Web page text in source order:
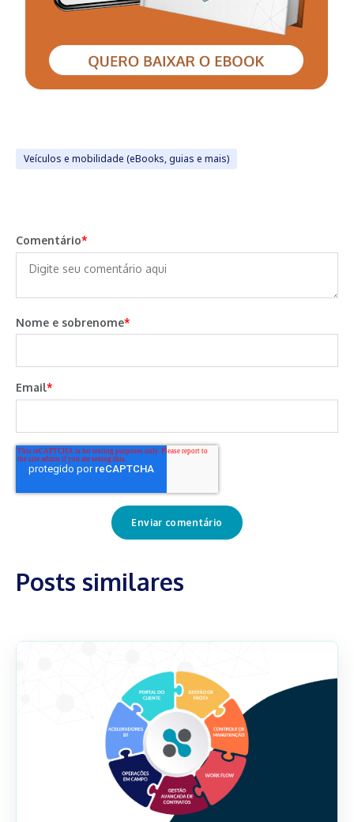
Veículos e mobilidade (eBooks, guias e mais)
Comentário*
Nome e sobrenome*
Email*
Posts similares